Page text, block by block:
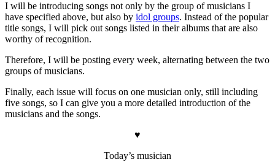
I will be introducing songs not only by the group of musicians I
have specified above, but also by idol groups. Instead of the popular
title songs, I will pick out songs listed in their albums that are also
worthy of recognition.
Therefore, I will be posting every week, alternating between the two
groups of musicians.
Finally, each issue will focus on one musician only, still including
five songs, so I can give you a more detailed introduction of the
musicians and the songs.
♥
Today’s musician